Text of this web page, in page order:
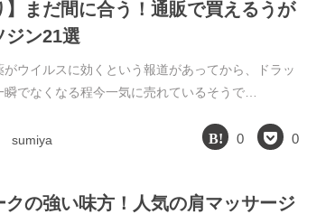
】まだ間に合う！通販で買えるうが
ジン21選
がウイルスに効くという報道があってから、ドラッ
瞬でなくなる程今一気に売れているそうで…
sumiya 0 0
クの強い味方！人気の肩マッサージ